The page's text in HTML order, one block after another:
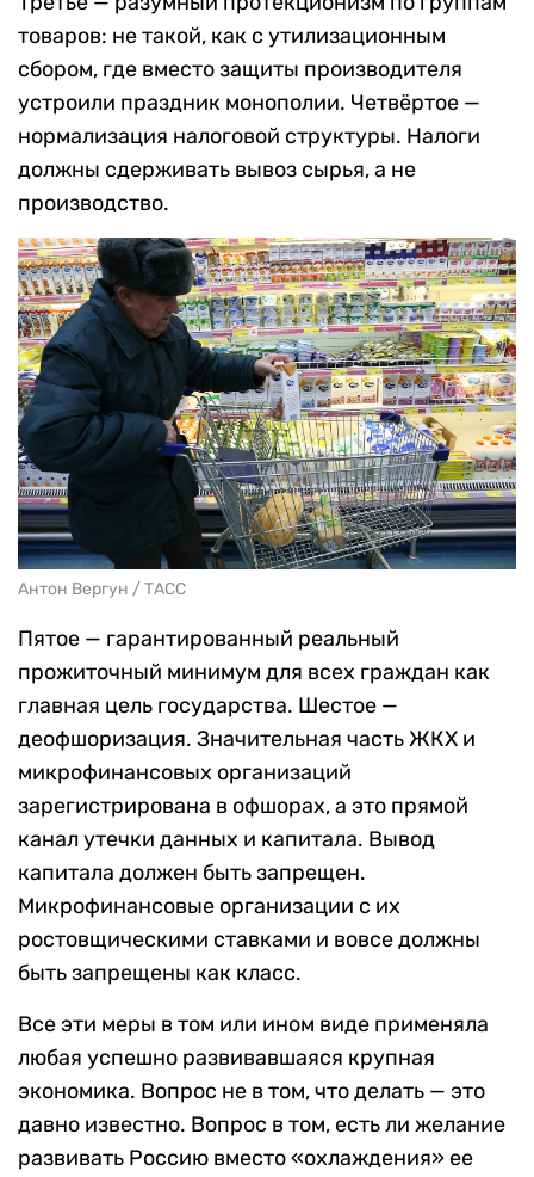
товаров: не такой, как с утилизационным
сбором, где вместо защиты производителя
устроили праздник монополии. Четвёртое —
нормализация налоговой структуры. Налоги
должны сдерживать вывоз сырья, а не
производство.
Антон Вергун / ТАСС
Пятое — гарантированный реальный
прожиточный минимум для всех граждан как
главная цель государства. Шестое —
деофшоризация. Значительная часть ЖКХ и
микрофинансовых организаций
зарегистрирована в офшорах, а это прямой
канал утечки данных и капитала. Вывод
капитала должен быть запрещен.
Микрофинансовые организации с их
ростовщическими ставками и вовсе должны
быть запрещены как класс.
Все эти меры в том или ином виде применяла
любая успешно развивавшаяся крупная
экономика. Вопрос не в том, что делать — это
давно известно. Вопрос в том, есть ли желание
развивать Россию вместо «охлаждения» ее